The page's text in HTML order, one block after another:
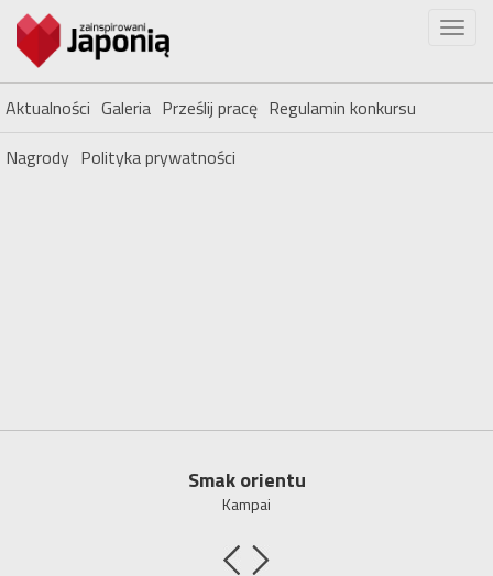
Aktualności Galeria Prześlij pracę Regulamin konkursu
Nagrody Polityka prywatności
Smak orientu
Kampai